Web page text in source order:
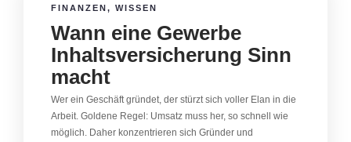
FINANZEN, WISSEN
Wann eine Gewerbe
Inhaltsversicherung Sinn
macht
Wer ein Geschäft gründet, der stürzt sich voller Elan in die
Arbeit. Goldene Regel: Umsatz muss her, so schnell wie
möglich. Daher konzentrieren sich Gründer und